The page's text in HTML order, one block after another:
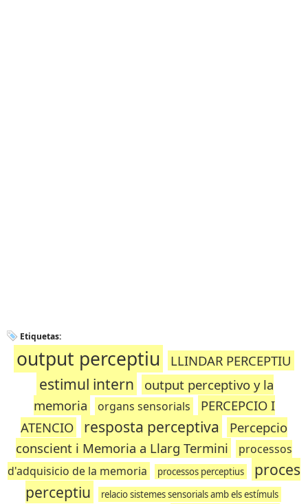
Etiquetas:
output perceptiu LLINDAR PERCEPTIU
estimul intern
output perceptivo y la
memoria
organs sensorials
PERCEPCIO I
ATENCIO
resposta perceptiva
Percepcio
conscient i Memoria a Llarg Termini
processos
d'adquisicio de la memoria
processos perceptius
proces
perceptiu
relacio sistemes sensorials amb els estímuls